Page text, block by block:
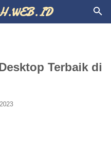
Terbaik di